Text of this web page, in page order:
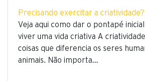
Precisando exercitar a
Veja aqui como dar o pontapé
viver uma vida criativa A
coisas que diferencia os seres
animais. Não importa…